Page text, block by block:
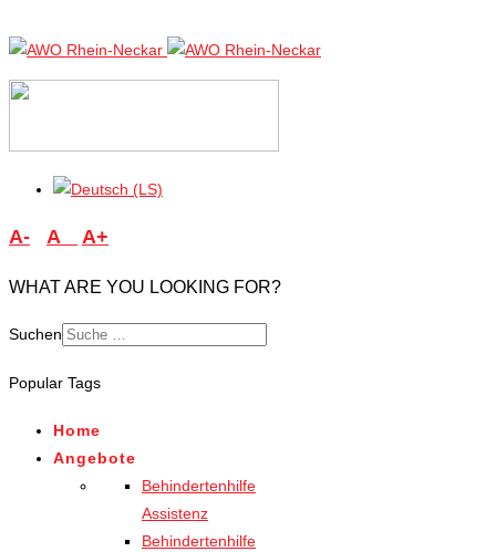
A- A A+
WHAT ARE YOU LOOKING FOR?
Suchen
for results.
Popular Tags
Home
Angebote
Behindertenhilfe
Assistenz
Behindertenhilfe